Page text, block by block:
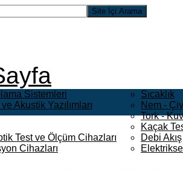
Sistemleri
Akustik Yazılımları
Test ve Ölçüm Cihazları
Cihazları
Sıcaklık
Nem -
Tork -
Kaçak
Debi Akış